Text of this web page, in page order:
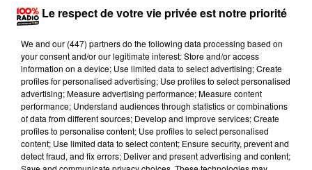
Lecture (4 min 15 sec)
Le respect de votre vie privée est notre priorité
We and our (447) partnersdo the following data processing based on
your consent and/or our legitimate interest: Store and/or access
information on a device; Use limited data to select advertising; Create
profiles for personalised advertising; Use profiles to select personalised
advertising; Measure advertising performance; Measure content
performance; Understand audiences through statistics or combinations
of data from different sources; Develop and improve services; Create
profiles to personalise content; Use profiles to select personalised
content; Use limited data to select content; Ensure security, prevent and
detect fraud, and fix errors; Deliver and present advertising and content;